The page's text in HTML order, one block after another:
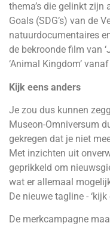
thema’s die gelinkt zijn
Goals (SDG’s) van de
natuurdocumentaires
de bekroonde film van
‘Animal Kingdom’
Kijk eens anders
Je zou dus kunnen
Museon-Omniversum
gekregen dat je niet
Met inzichten uit
geprikkeld om
wat er allemaal
De nieuwe tagline -
De merkcampagne